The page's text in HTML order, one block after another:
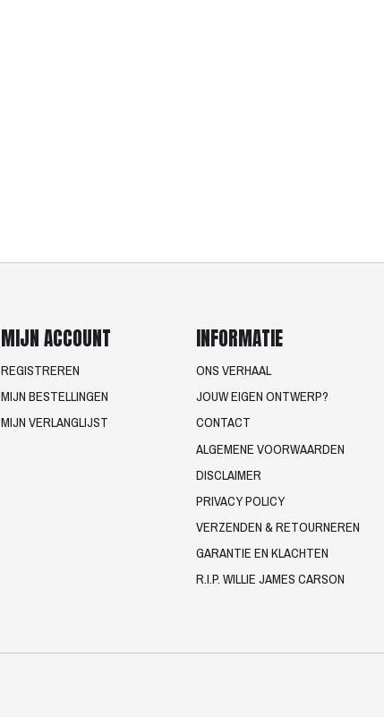
MIJN ACCOUNT
REGISTREREN
MIJN BESTELLINGEN
MIJN VERLANGLIJST
INFORMATIE
ONS VERHAAL
JOUW EIGEN ONTWERP?
CONTACT
ALGEMENE VOORWAARDEN
DISCLAIMER
PRIVACY POLICY
VERZENDEN & RETOURNEREN
GARANTIE EN KLACHTEN
R.I.P. WILLIE JAMES CARSON